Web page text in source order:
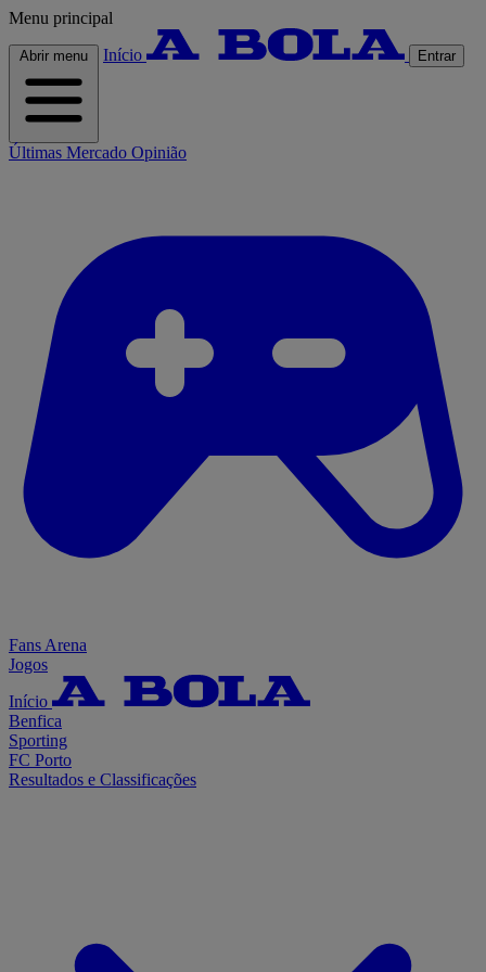
Menu principal
Abrir menu Início Entrar
Últimas Mercado Opinião
Fans Arena
Jogos
Início
Benfica
Sporting
FC Porto
Resultados e Classificações